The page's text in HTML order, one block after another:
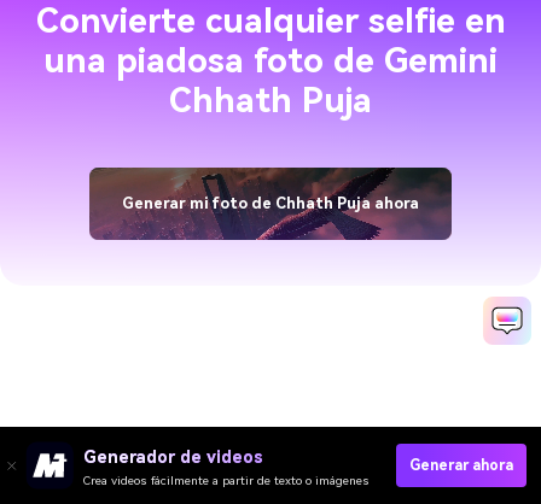
Convierte cualquier selfie en
una piadosa foto de Gemini
Chhath Puja
Generar mi foto de Chhath Puja ahora
Generador de videos
Crea videos fácilmente a partir de texto o imágenes
Generar ahora